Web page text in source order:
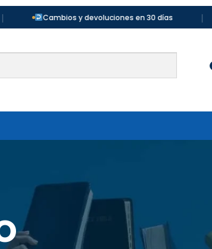
Cambios y devoluciones en 30 días |